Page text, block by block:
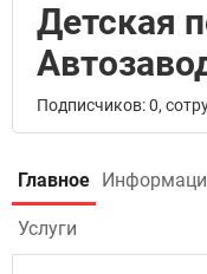
Детская
Подписчиков: 0,
Главное
Услуги